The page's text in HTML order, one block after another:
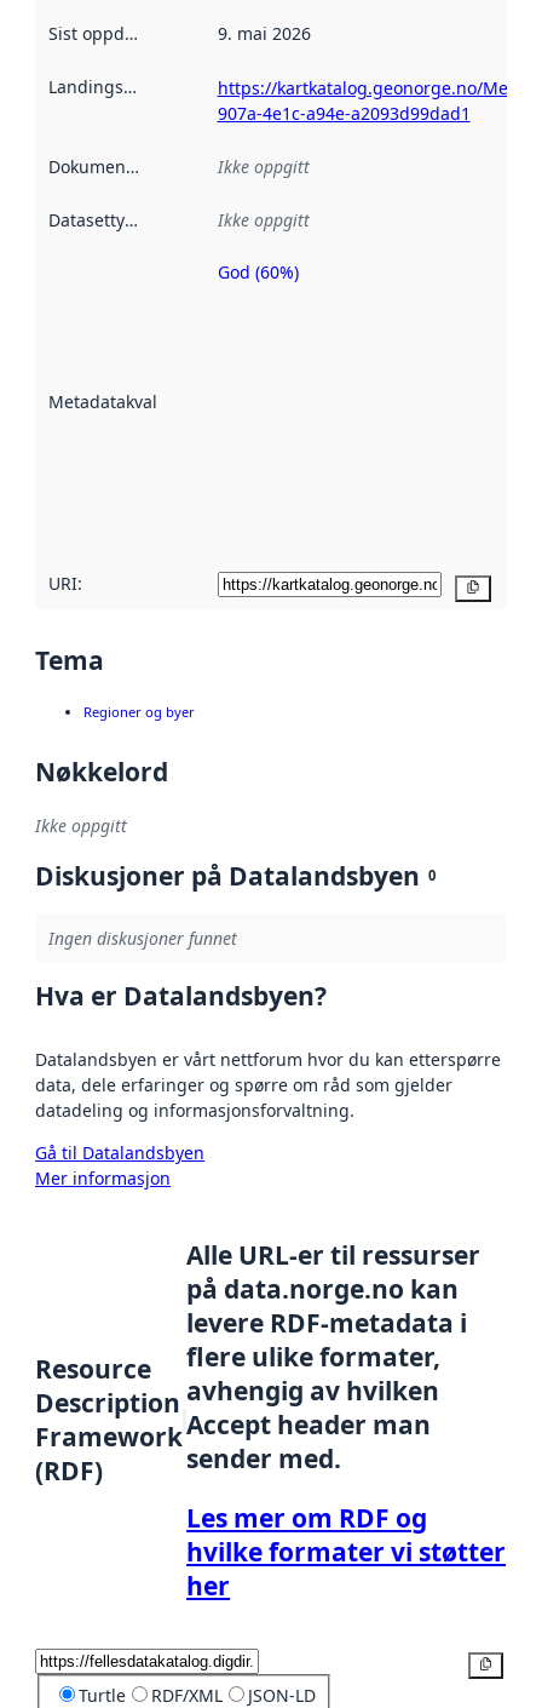
Sist oppdatert 9. mai 2026
Landingsside
https://kartkatalog.geonorge.no/
907a-4e1c-a94e-a2093d99dad1
Dokumentasjon Ikke oppgitt
Datasettype Ikke oppgitt
Metadatakvalitet
Metadatakvalitet
God (60%)
URI:
Tema
Regioner og byer
Nøkkelord
Ikke oppgitt
Diskusjoner på Datalandsbyen 0
Ingen diskusjoner funnet
Hva er Datalandsbyen?
Datalandsbyen er vårt nettforum hvor du kan etterspørre
data, dele erfaringer og spørre om råd som gjelder
datadeling og informasjonsforvaltning.
Gå til Datalandsbyen
Mer informasjon
Resource
Description
Framework
(RDF)
Alle URL-er til ressurser
på data.norge.no kan
levere RDF-metadata i
flere ulike formater,
avhengig av hvilken
Accept header man
sender med.
Les mer om RDF og
hvilke formater vi støtter
her
Turtle RDF/XML JSON-LD